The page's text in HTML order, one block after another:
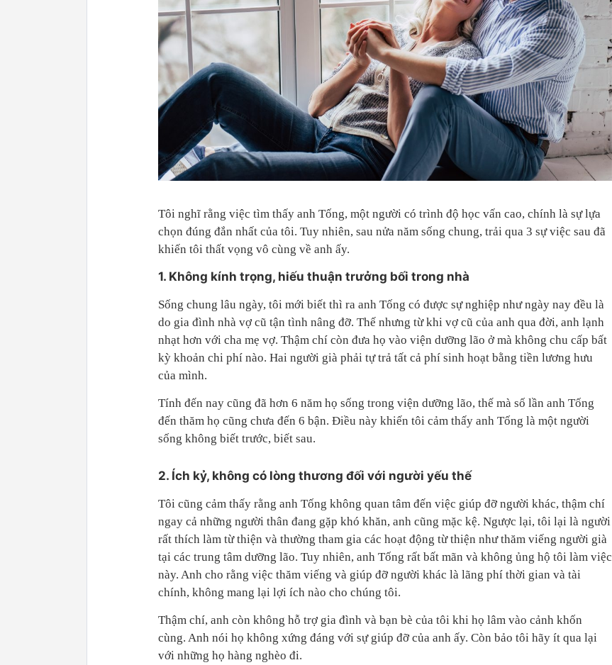
Tôi nghĩ rằng việc tìm thấy anh Tống, một người có trình độ học vấn cao, chính là sự lựa
chọn đúng đắn nhất của tôi. Tuy nhiên, sau nửa năm sống chung, trải qua 3 sự việc sau đã
khiến tôi thất vọng vô cùng về anh ấy.
1. Không kính trọng, hiếu thuận trưởng bối trong nhà
Sống chung lâu ngày, tôi mới biết thì ra anh Tống có được sự nghiệp như ngày nay đều là
do gia đình nhà vợ cũ tận tình nâng đỡ. Thế nhưng từ khi vợ cũ của anh qua đời, anh lạnh
nhạt hơn với cha mẹ vợ. Thậm chí còn đưa họ vào viện dưỡng lão ở mà không chu cấp bất
kỳ khoản chi phí nào. Hai người già phải tự trả tất cả phí sinh hoạt bằng tiền lương hưu
của mình.
Tính đến nay cũng đã hơn 6 năm họ sống trong viện dưỡng lão, thế mà số lần anh Tống
đến thăm họ cũng chưa đến 6 bận. Điều này khiến tôi cảm thấy anh Tống là một người
sống không biết trước, biết sau.
2. Ích kỷ, không có lòng thương đối với người yếu thế
Tôi cũng cảm thấy rằng anh Tống không quan tâm đến việc giúp đỡ người khác, thậm chí
ngay cả những người thân đang gặp khó khăn, anh cũng mặc kệ. Ngược lại, tôi lại là người
rất thích làm từ thiện và thường tham gia các hoạt động từ thiện như thăm viếng người già
tại các trung tâm dưỡng lão. Tuy nhiên, anh Tống rất bất mãn và không ủng hộ tôi làm việc
này. Anh cho rằng việc thăm viếng và giúp đỡ người khác là lãng phí thời gian và tài
chính, không mang lại lợi ích nào cho chúng tôi.
Thậm chí, anh còn không hỗ trợ gia đình và bạn bè của tôi khi họ lâm vào cảnh khốn
cùng. Anh nói họ không xứng đáng với sự giúp đỡ của anh ấy. Còn bảo tôi hãy ít qua lại
với những họ hàng nghèo đi.